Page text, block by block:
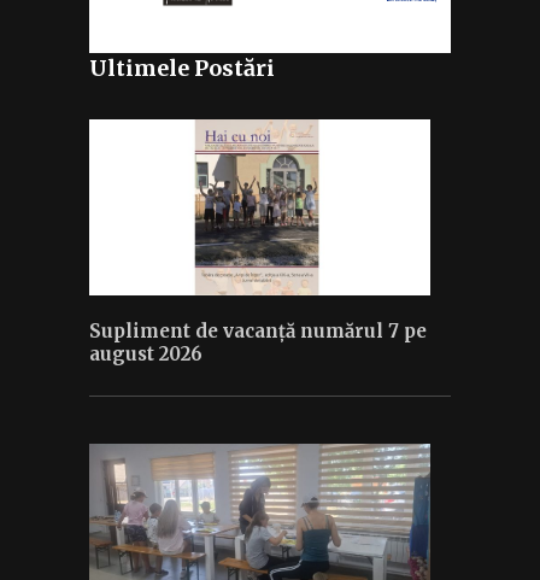
Ultimele Postări
Supliment de vacanță numărul 7 pe
august 2026